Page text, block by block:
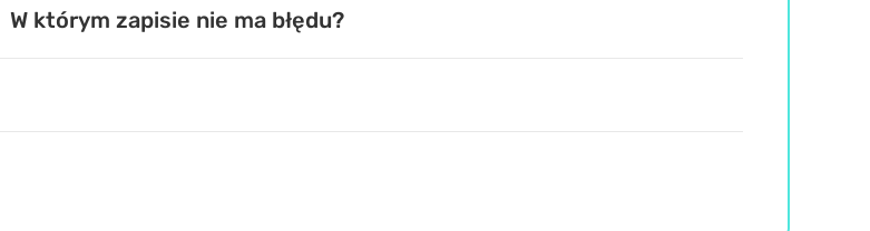
W którym zapisie nie ma błędu?